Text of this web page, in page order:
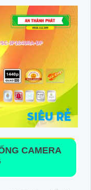
CAMERA